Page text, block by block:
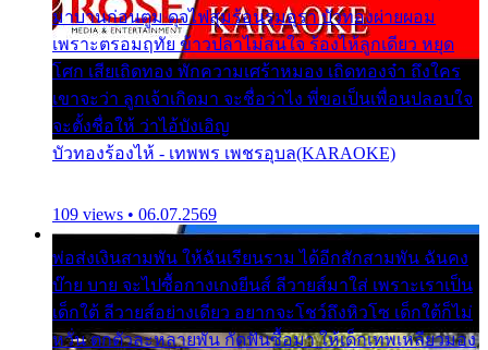
มาบานก่อนตูม ดุจไฟสุมร้อนรุมอุรา บัวทองผ่ายผอม
เพราะตรอมฤทัย ข้าวปลาไม่สนใจ ร้องไห้ลูกเดียว หยุด
โศก เสียเถิดทอง พักความเศร้าหมอง เถิดทองจ๋า ถึงใคร
เขาจะว่า ลูกเจ้าเกิดมา จะชื่อว่าไง พี่ขอเป็นเพื่อนปลอบใจ
จะตั้งชื่อให้ ว่าไอ้บังเอิญ
บัวทองร้องไห้ - เทพพร เพชรอุบล(KARAOKE)
109 views • 06.07.2569
พ่อส่งเงินสามพัน ให้ฉันเรียนราม ได้อีกสักสามพัน ฉันคง
บ๊าย บาย จะไปซื้อกางเกงยีนส์ ลีวายส์มาใส่ เพราะเราเป็น
เด็กใต้ ลีวายส์อย่างเดียว อยากจะโชว์ถึงหิวโซ เด็กใต้ก็ไม่
หวั่น ตกตัวละหลายพัน กัดฟันซื้อมา ให้เด็กเทพเหลียวมอง